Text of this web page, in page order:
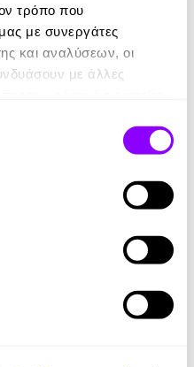
τρόπο που
με συνεργάτες
και αναλύσεων, οι
με άλλες